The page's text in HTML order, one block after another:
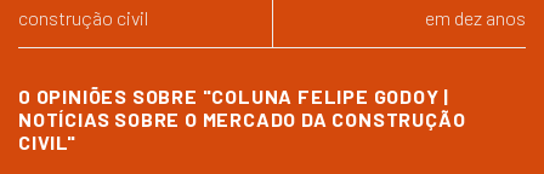
construção civil
em dez anos
0 OPINIÕES SOBRE "COLUNA FELIPE GODOY |
NOTÍCIAS SOBRE O MERCADO DA CONSTRUÇÃO
CIVIL "